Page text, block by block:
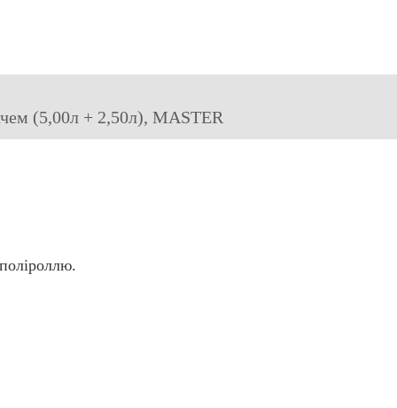
(5,00л + 2,50л), MASTER